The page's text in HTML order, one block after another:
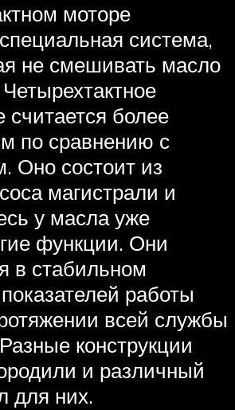
моторе
система,
не смешивать масло
считается более
по сравнению с
Оно состоит из
магистрали и
у масла уже
функции. Они
в стабильном
работы
всей службы
конструкции
и различный
для них.